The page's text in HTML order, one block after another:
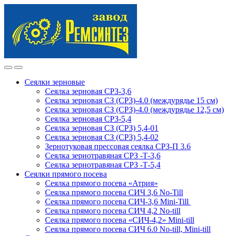
navigation
content
Сеялки зерновые
Сеялка зерновая СРЗ-3,6
Сеялка зерновая СЗ (СРЗ)-4.0 (междурядье 15 см)
Сеялка зерновая СЗ (СРЗ)-4.0 (междурядье 12,5 см)
Сеялка зерновая СРЗ-5,4
Сеялка зерновая СЗ (СРЗ) 5,4-01
Сеялка зерновая СЗ (СРЗ) 5,4-02
Зернотуковая прессовая сеялка СРЗ-П 3.6
Сеялка зернотравяная СРЗ -Т-3,6
Сеялка зернотравяная СРЗ -Т-5,4
Сеялки прямого посева
Сеялка прямого посева «Атрия»
Сеялка прямого посева СИЧ 3,6 No-Till
Сеялка прямого посева СИЧ-3,6 Mini-Till
Сеялка прямого посева СИЧ 4,2 No-till
Сеялка прямого посева «СИЧ-4,2» Mini-till
Сеялка прямого посева СИЧ 6.0 No-till, Mini-till